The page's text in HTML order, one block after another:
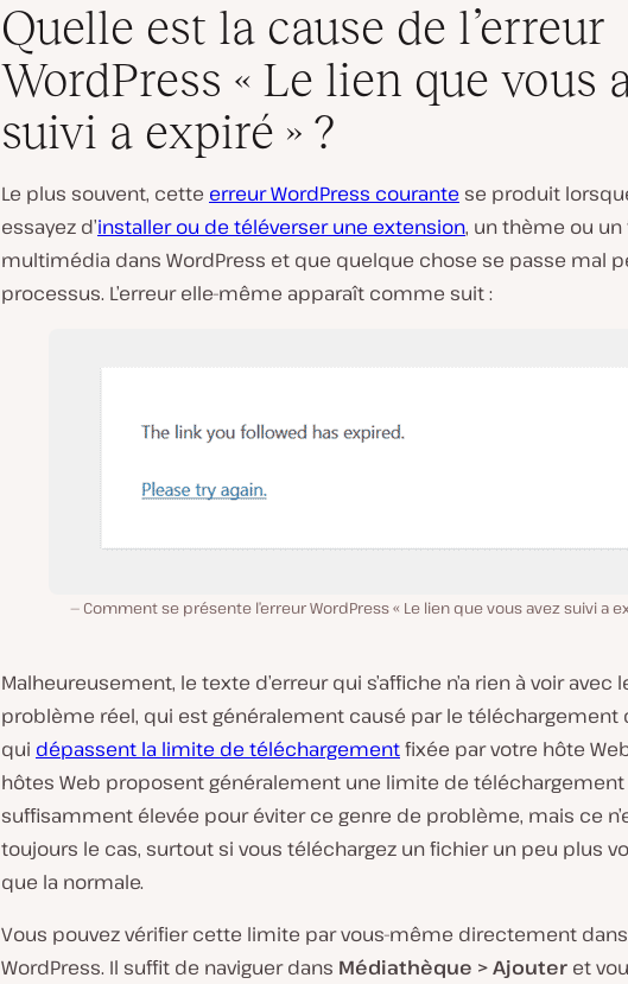
l
a
v
i
d
é
Quelle est la cause de l’erreur
WordPress « Le lien que vous
suivi a expiré » ?
Le plus souvent, cette erreur WordPress courante se produit
essayez d’installer ou de téléverser une extension, un thème ou
multimédia dans WordPress et que quelque chose se passe mal
processus. L’erreur elle-même apparaît comme suit :
Comment se présente l’erreur WordPress « Le lien que vous avez suivi a
Malheureusement, le texte d’erreur qui s’affiche n’a rien à voir avec
problème réel, qui est généralement causé par le téléchargement
qui dépassent la limite de téléchargementfixée par votre hôte
hôtes Web proposent généralement une limite de téléchargement
suffisamment élevée pour éviter ce genre de problème, mais ce
toujours le cas, surtout si vous téléchargez un fichier un peu plus
que la normale.
Vous pouvez vérifier cette limite par vous-même directement dans
WordPress. Il suffit de naviguer dans Médiathèque > Ajouter et